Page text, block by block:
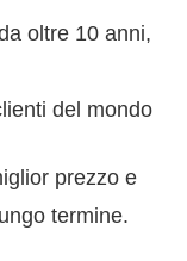
oltre 10 anni,
del mondo
prezzo e
termine.